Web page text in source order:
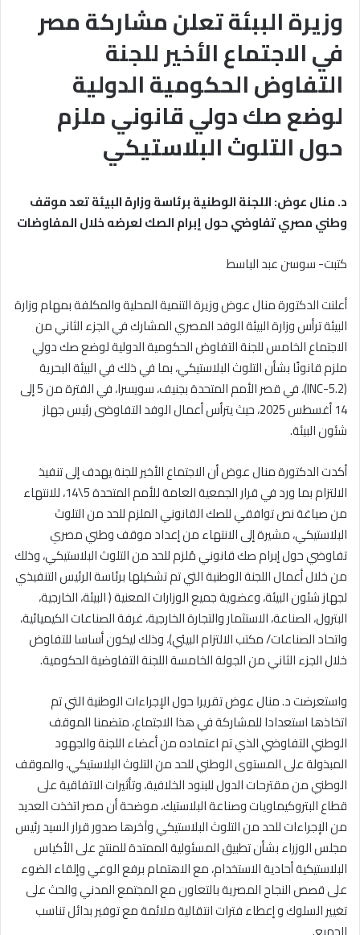
وزيرة الببئة تعلن مشاركة مصر
في الاجتماع الأخير للجنة
التفاوض الحكومية الدولية
لوضع صك دولي قانوني ملزم
حول التلوث البلاستيكي
د. منال عوض: اللجنة الوطنية برئاسة وزارة البيئة تعد موقف
وطني مصري تفاوضي حول إبرام الصك لعرضه خلال المفاوضات
كتبت- سوسن عبد الباسط
أعلنت الدكتورة منال عوض وزيرة التنمية المحلية والمكلفة بمهام وزارة
البيئة ترأس وزارة البيئة الوفد المصري المشارك في الجزء الثاني من
الاجتماع الخامس للجنة التفاوض الحكومية الدولية لوضع صك دولي
ملزم قانونًا بشأن التلوث البلاستيكي، بما في ذلك في البيئة البحرية
(INC-5.2)، في قصر الأمم المتحدة بجنيف، سويسرا، في الفترة من 5 إلى
14 أغسطس 2025، حيث يترأس أعمال الوفد التفاوضى رئيس جهاز
شئون البيئة.
أكدت الدكتورة منال عوض أن الاجتماع الأخير للجنة يهدف إلى تنفيذ
الالتزام بما ورد في قرار الجمعية العامة للأمم المتحدة 5\14، للانتهاء
من صياغة نص توافقي للصك القانوني الملزم للحد من التلوث
البلاستيكي، مشيرة إلى الانتهاء من إعداد موقف وطني مصري
تفاوضي حول إبرام صك قانوني مُلزم للحد من التلوث البلاستيكي، وذلك
من خلال أعمال اللجنة الوطنية التي تم تشكيلها برئاسة الرئيس التنفيذي
لجهاز شئون البيئة، وعضوية جميع الوزارات المعنية ( البيئة، الخارجية،
البترول، الصناعة، الاستثمار والتجارة الخارجية، غرفة الصناعات الكيميائية،
واتحاد الصناعات/ مكتب الالتزام البيئي)، وذلك ليكون أساسا للتفاوض
خلال الجزء الثاني من الجولة الخامسة اللجنة التفاوضية الحكومية.
واستعرضت د. منال عوض تقريرا حول الإجراءات الوطنية التي تم
اتخاذها استعدادا للمشاركة في هذا الاجتماع، متضمنا الموقف
الوطني التفاوضي الذي تم اعتماده من أعضاء اللجنة والجهود
المبذولة على المستوى الوطني للحد من التلوث البلاستيكي، والموقف
الوطني من مقترحات الدول للبنود الخلافية، وتأثيرات الاتفاقية على
قطاع البتروكيماويات وصناعة البلاستيك، موضحة أن مصر اتخذت العديد
من الإجراءات للحد من التلوث البلاستيكي وآخرها صدور قرار السيد رئيس
مجلس الوزراء بشأن تطبيق المسئولية الممتدة للمنتج على الأكياس
البلاستيكية أحادية الاستخدام، مع الاهتمام برفع الوعي وإلقاء الضوء
على قصص النجاح المصرية بالتعاون مع المجتمع المدني والحث على
تغيير السلوك و إعطاء فترات انتقالية ملائمة مع توفير بدائل تناسب